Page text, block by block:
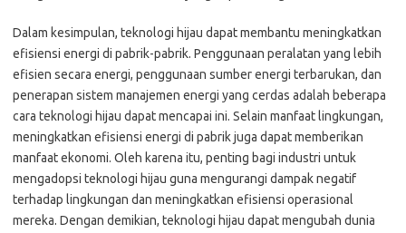
Dalam kesimpulan, teknologi hijau dapat membantu meningkatkan
efisiensi energi di pabrik-pabrik. Penggunaan peralatan yang lebih
efisien secara energi, penggunaan sumber energi terbarukan, dan
penerapan sistem manajemen energi yang cerdas adalah beberapa
cara teknologi hijau dapat mencapai ini. Selain manfaat lingkungan,
meningkatkan efisiensi energi di pabrik juga dapat memberikan
manfaat ekonomi. Oleh karena itu, penting bagi industri untuk
mengadopsi teknologi hijau guna mengurangi dampak negatif
terhadap lingkungan dan meningkatkan efisiensi operasional
mereka. Dengan demikian, teknologi hijau dapat mengubah dunia